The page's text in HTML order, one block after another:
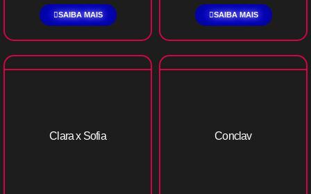
SAIBA MAIS SAIBA MAIS
Clara x Sofia Conclav